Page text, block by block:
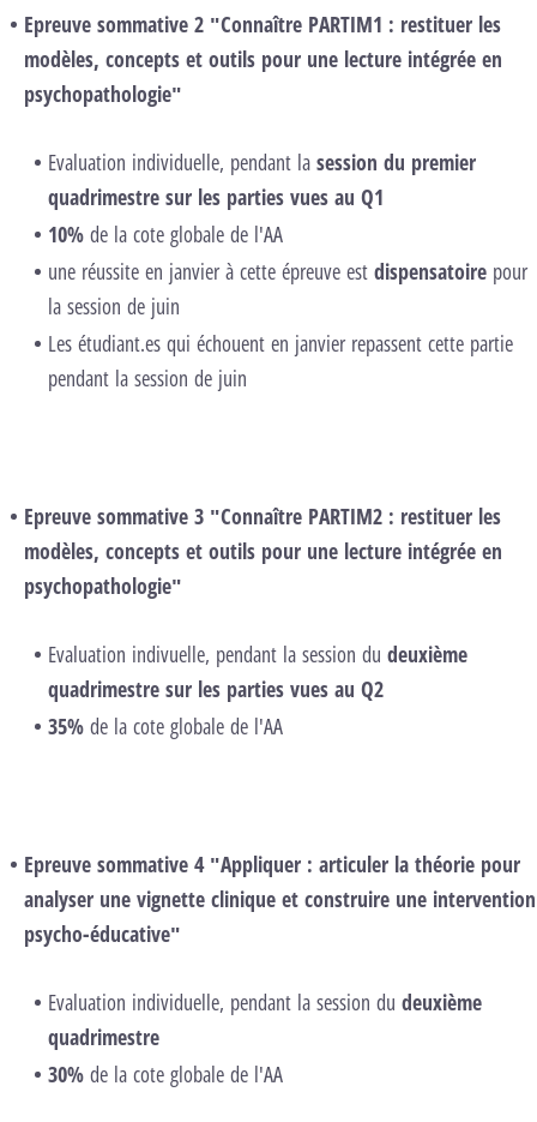
Epreuve sommative 2 "Connaître PARTIM1 : restituer les
modèles, concepts et outils pour une lecture intégrée en
psychopathologie"
Evaluation individuelle, pendant la session du premier
quadrimestre sur les parties vues au Q1
10% de la cote globale de l'AA
une réussite en janvier à cette épreuve est dispensatoire pour
la session de juin
Les étudiant.es qui échouent en janvier repassent cette partie
pendant la session de juin
Epreuve sommative 3 "Connaître PARTIM2 : restituer les
modèles, concepts et outils pour une lecture intégrée en
psychopathologie"
Evaluation indivuelle, pendant la session du deuxième
quadrimestre sur les parties vues au Q2
35% de la cote globale de l'AA
Epreuve sommative 4 "Appliquer : articuler la théorie pour
analyser une vignette clinique et construire une intervention
psycho-éducative"
Evaluation individuelle, pendant la session du deuxième
quadrimestre
30% de la cote globale de l'AA